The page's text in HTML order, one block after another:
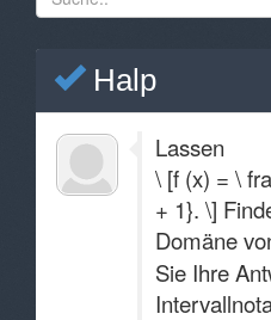
Halp
Lassen
\ [f (x) = \
+ 1}. \]
Domäne
Sie Ihre